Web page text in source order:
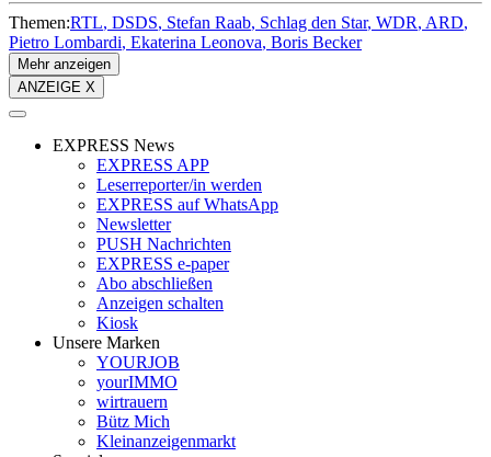
Themen:RTL DSDS Stefan Raab Schlag den Star WDR ARD
Pietro Lombardi Ekaterina Leonova Boris Becker
Mehr anzeigen
ANZEIGE X
EXPRESS News
EXPRESS APP
Leserreporter/in werden
EXPRESS auf WhatsApp
Newsletter
PUSH Nachrichten
EXPRESS e-paper
Abo abschließen
Anzeigen schalten
Kiosk
Unsere Marken
YOURJOB
yourIMMO
wirtrauern
Bütz Mich
Kleinanzeigenmarkt